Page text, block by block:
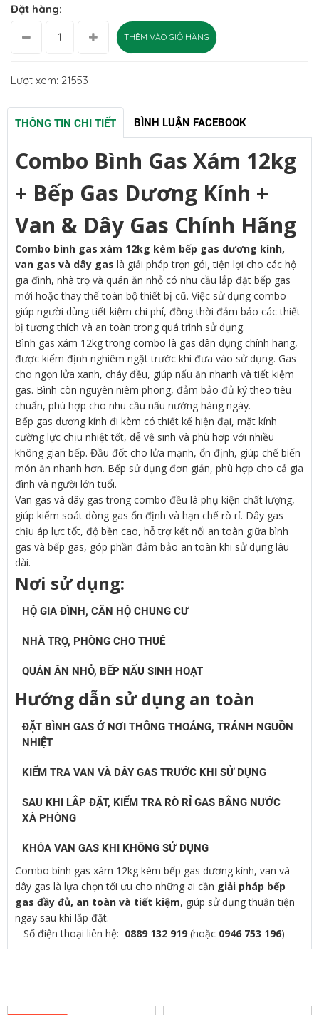
Đặt hàng:
THÊM VÀO GIỎ HÀNG
Lượt xem: 21553
THÔNG TIN CHI TIẾT BÌNH LUẬN FACEBOOK
Combo Bình Gas Xám 12kg
+ Bếp Gas Dương Kính +
Van & Dây Gas Chính Hãng
Combo bình gas xám 12kg kèm bếp gas dương kính,
van gas và dây gas là giải pháp trọn gói, tiện lợi cho các hộ
gia đình, nhà trọ và quán ăn nhỏ có nhu cầu lắp đặt bếp gas
mới hoặc thay thế toàn bộ thiết bị cũ. Việc sử dụng combo
giúp người dùng tiết kiệm chi phí, đồng thời đảm bảo các thiết
bị tương thích và an toàn trong quá trình sử dụng.
Bình gas xám 12kg trong combo là gas dân dụng chính hãng,
được kiểm định nghiêm ngặt trước khi đưa vào sử dụng. Gas
cho ngọn lửa xanh, cháy đều, giúp nấu ăn nhanh và tiết kiệm
gas. Bình còn nguyên niêm phong, đảm bảo đủ ký theo tiêu
chuẩn, phù hợp cho nhu cầu nấu nướng hàng ngày.
Bếp gas dương kính đi kèm có thiết kế hiện đại, mặt kính
cường lực chịu nhiệt tốt, dễ vệ sinh và phù hợp với nhiều
không gian bếp. Đầu đốt cho lửa mạnh, ổn định, giúp chế biến
món ăn nhanh hơn. Bếp sử dụng đơn giản, phù hợp cho cả gia
đình và người lớn tuổi.
Van gas và dây gas trong combo đều là phụ kiện chất lượng,
giúp kiểm soát dòng gas ổn định và hạn chế rò rỉ. Dây gas
chịu áp lực tốt, độ bền cao, hỗ trợ kết nối an toàn giữa bình
gas và bếp gas, góp phần đảm bảo an toàn khi sử dụng lâu
dài.
Nơi sử dụng:
HỘ GIA ĐÌNH, CĂN HỘ CHUNG CƯ
NHÀ TRỌ, PHÒNG CHO THUÊ
QUÁN ĂN NHỎ, BẾP NẤU SINH HOẠT
Hướng dẫn sử dụng an toàn
ĐẶT BÌNH GAS Ở NƠI THÔNG THOÁNG, TRÁNH NGUỒN
NHIỆT
KIỂM TRA VAN VÀ DÂY GAS TRƯỚC KHI SỬ DỤNG
SAU KHI LẮP ĐẶT, KIỂM TRA RÒ RỈ GAS BẰNG NƯỚC
XÀ PHÒNG
KHÓA VAN GAS KHI KHÔNG SỬ DỤNG
Combo bình gas xám 12kg kèm bếp gas dương kính, van và
dây gas là lựa chọn tối ưu cho những ai cần giải pháp bếp
gas đầy đủ, an toàn và tiết kiệm, giúp sử dụng thuận tiện
ngay sau khi lắp đặt.
Số điện thoại liên hệ: 0889 132 919 (hoặc 0946 753 196)